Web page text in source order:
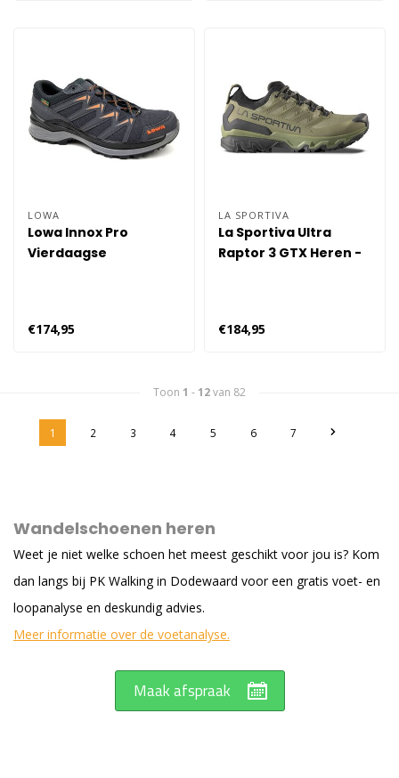
LOWA
Lowa Innox Pro
Vierdaagse
€174,95
LA SPORTIVA
La Sportiva Ultra
Raptor 3 GTX Heren -
€184,95
Toon 1 - 12van 82
1 2 3 4 5 6 7
Wandelschoenen heren
Weet je niet welke schoen het meest geschikt voor jou is? Kom
dan langs bij PK Walking in Dodewaard voor een gratis voet- en
loopanalyse en deskundig advies.
Meer informatie over de voetanalyse.
Maak afspraak